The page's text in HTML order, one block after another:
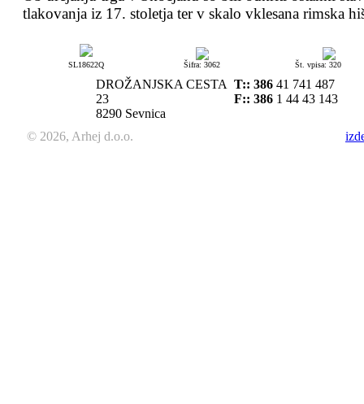
tlakovanja iz 17. stoletja ter v skalo vklesana rimska
SL18622Q Šifra: 3062 Št. vpisa: 320
DROŽANJSKA CESTA
23
8290 Sevnica
T:: 386 41 741 487
F:: 386 1 44 43 143
© 2026, Arhej d.o.o.